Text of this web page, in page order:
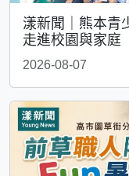
漾新聞｜熊本
走進校園與家庭
2026-08-07